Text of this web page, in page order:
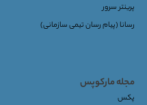
پرینتر سرور
رسانا (پیام رسان تیمی سازمانی)
مجله مارکوپس
پکس